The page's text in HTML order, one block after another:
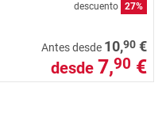
descuento 27%
Antes desde 10,90 €
desde 7,90 €